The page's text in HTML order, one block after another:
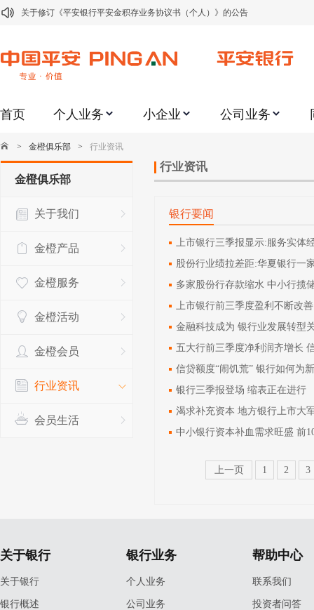
关于修订《平安银行平安金积存业务协议书（个人）》的公告
关于2021年劳动节期间代理贵金属业务风险提示的通知
关于加强代理贵金属业务风险防范的提示
关于进一步加强代理贵金属业务风险防范的提示
关于平安银行电子版信用卡更名为平安银行数字信用卡的公告
关于调整存量首套住房贷款利率的公告
首页 个人业务 小企业 公司业务
> 金橙俱乐部 > 行业资讯
金橙俱乐部
关于我们
金橙产品
金橙服务
金橙活动
金橙会员
行业资讯
会员生活
行业资讯
银行要闻
上市银行三季报显示:服务实体
股份行业绩拉差距:华夏银行一
多家股份行存款缩水 中小行揽
上市银行前三季度盈利不断改善
金融科技成为 银行业发展转型
五大行前三季度净利润齐增长
信贷额度“闹饥荒” 银行如何为
银行三季报登场 缩表正在进行
渴求补充资本 地方银行上市大
中小银行资本补血需求旺盛 前
上一页 1 2 3
关于银行
关于银行
银行概述
银行业务
个人业务
公司业务
帮助中心
联系我们
投资者问答